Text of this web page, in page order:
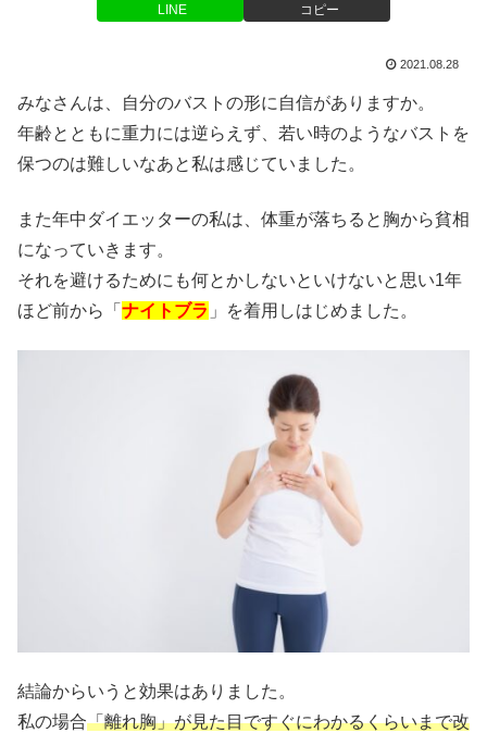
LINE コピー
2021.08.28
みなさんは、自分のバストの形に自信がありますか。
年齢とともに重力には逆らえず、若い時のようなバストを
保つのは難しいなあと私は感じていました。
また年中ダイエッターの私は、体重が落ちると胸から貧相
になっていきます。
それを避けるためにも何とかしないといけないと思い1年
ほど前から「 ナイトブラ 」を着用しはじめました。
結論からいうと効果はありました。
私の場合「離れ胸」が見た目ですぐにわかるくらいまで改